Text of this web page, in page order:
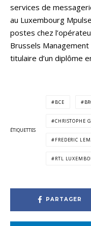
services de
au Luxembourg
postes chez
Brussels
titulaire d’un diplôme
ÉTIQUETTES
BCE
CHRISTOPHE
FREDERIC
RTL
PARTAGER